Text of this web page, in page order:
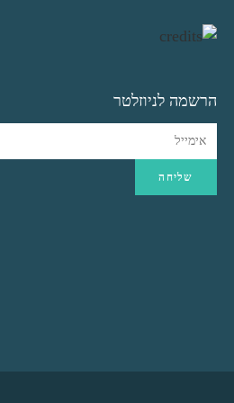
הרשמה לניוזלטר